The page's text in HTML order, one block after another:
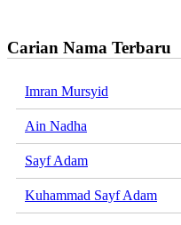
Carian Nama Terbaru
Imran Mursyid
Ain Nadha
Sayf Adam
Kuhammad Sayf Adam